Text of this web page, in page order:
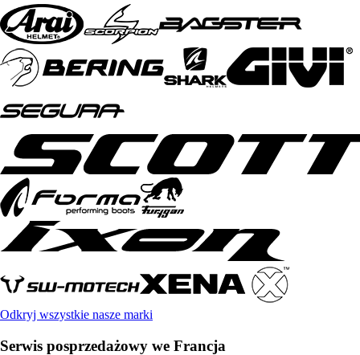
Odkryj wszystkie nasze marki
Serwis posprzedażowy we Francja